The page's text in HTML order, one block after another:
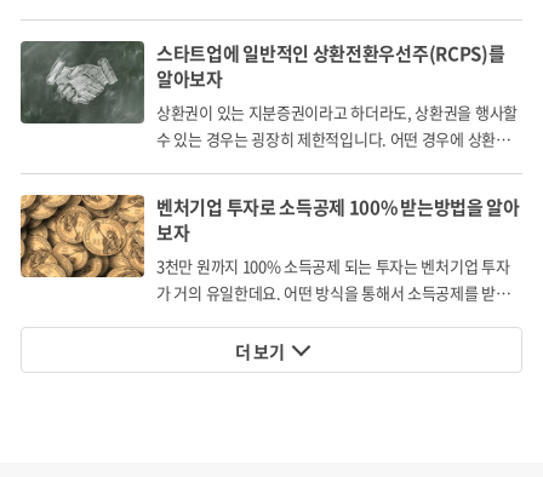
는 노벨평화상을 수상자이기도 한 콜롬비아의 현 대통령인
후안 마누엘 산토스 대통령이 직접 촬영장을 방문하며 화제
를 모았다.
스타트업에 일반적인 상환전환우선주(RCPS)를
알아보자
상환권이 있는 지분증권이라고 하더라도, 상환권을 행사할
수 있는 경우는 굉장히 제한적입니다. 어떤 경우에 상환권
벤처기업 투자로 소득공제 100% 받는방법을 알아
보자
3천만 원까지 100% 소득공제 되는 투자는 벤처기업 투자
가 거의 유일한데요. 어떤 방식을 통해서 소득공제를 받게
더 보기